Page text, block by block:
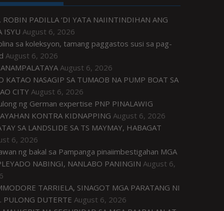
ROBIN PADILLA ‘DI YATA NAIINTINDIHAN ANG
ISYU August 6, 2026
sa koleksyon, tamang paggastos susi sa pag-
August 6, 2026
August 6, 2026
KATAO NASAGIP SA TUMAOB NA PUMP BOAT SA
CITY August 6, 2026
ng German expertise PNP PINALAWIG
KONTRA KIDNAPPING August 6, 2026
SA LANDSLIDE SA TS MAYMAY, HABAGAT
6, 2026
ng bakal sa Pampanga pinaiimbestigahan MGA
NABINGI, NANLABO PANINGIN August 6,
TARRIELA, SINAGOT MGA PARATANG NI
PULONG DUTERTE August 6, 2026